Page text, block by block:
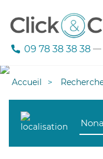
09 78 38 38 38 —
Accueil